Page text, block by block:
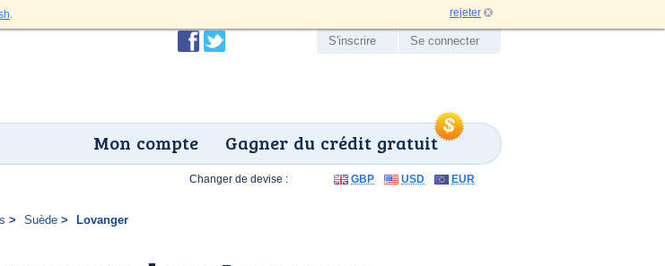
. rejeter
Gagner du crédit gratuit
Mon compte
S'inscrire Se connecter
Suède Lovanger
Changer de devise : GBP USD EUR